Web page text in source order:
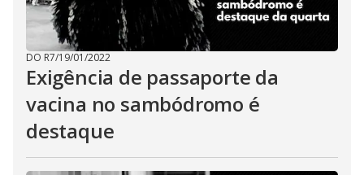
DO R7/19/01/2022
Exigência de passaporte da
vacina no sambódromo é
destaque